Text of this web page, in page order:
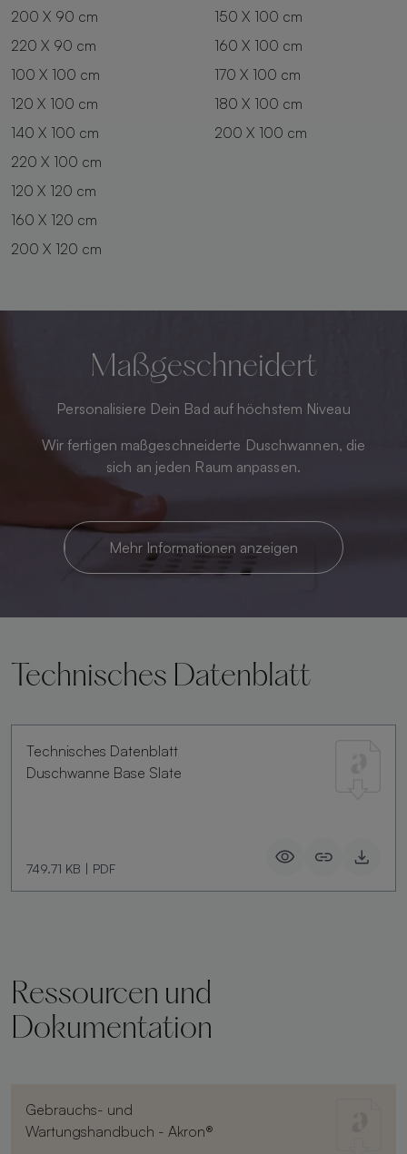
200 X 90 cm
220 X 90 cm
100 X 100 cm
120 X 100 cm
140 X 100 cm
150 X 100 cm
160 X 100 cm
170 X 100 cm
180 X 100 cm
200 X 100 cm
220 X 100 cm
120 X 120 cm
160 X 120 cm
200 X 120 cm
Maßgeschneidert
Personalisiere Dein Bad auf höchstem Niveau
Wir fertigen maßgeschneiderte Duschwannen, die
sich an jeden Raum anpassen.
Mehr Informationen anzeigen
Technisches Datenblatt
Technisches Datenblatt
Duschwanne Base Slate
749.71 KB | PDF
Ressourcen und
Dokumentation
Gebrauchs- und
Wartungshandbuch - Akron®